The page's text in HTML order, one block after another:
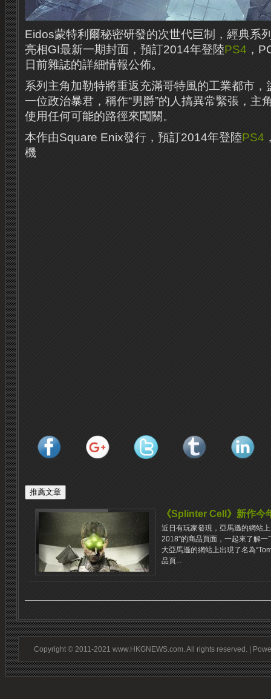
Eidos蒙特利爾秘密研發的次世代巨制，經典系
亮相GI最新一期封面，預訂2014年登陸PS4 ，
日前雜誌的詳細情報公佈。
系列主角加勒特將重返充滿哥特風的工業都市
一位政治暴君，稱作“男爵”的人搞異常緊張，主
使用任何可能的路徑來闖關。
本作由Square Enix發行，預訂2014年登陸PS4
機
《Splinter Cell》新作今
近日有玩家發現，亞馬遜的網站
2018”的商品頁面，一起來了解
大亞馬遜的網站上出現了名為
品頁...
Copyright © 2011-2021 www.HKGNEWS.com. All rights reserved. |